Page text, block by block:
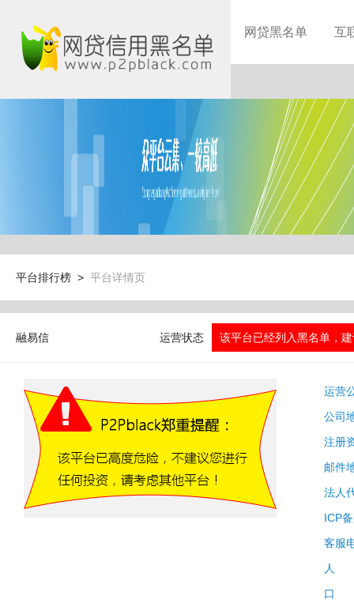
网贷黑名单 互
平台排行榜 > 平台详情页
融易信 运营状态 该平台已经列入黑名单，
运营
公司
注册
邮件
法人
ICP
客服
人
口